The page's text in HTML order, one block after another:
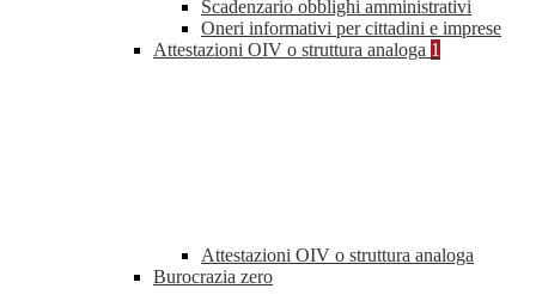
Scadenzario obblighi amministrativi
Oneri informativi per cittadini e imprese
Attestazioni OIV o struttura analoga 1
Attestazioni OIV o struttura analoga
Burocrazia zero